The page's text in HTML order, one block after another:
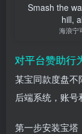
Smash the
hill,
海浪宁
台赞助行
某宝同款度盘不
后端系统，账号
第一步安装宝塔